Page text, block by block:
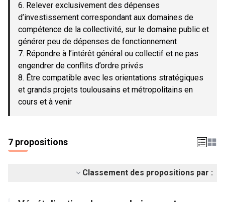
6. Relever exclusivement des dépenses
d’investissement correspondant aux domaines de
compétence de la collectivité, sur le domaine public et
générer peu de dépenses de fonctionnement
7. Répondre à l’intérêt général ou collectif et ne pas
engendrer de conflits d’ordre privés
8. Être compatible avec les orientations stratégiques
et grands projets toulousains et métropolitains en
cours et à venir
7 propositions
Classement des propositions par :